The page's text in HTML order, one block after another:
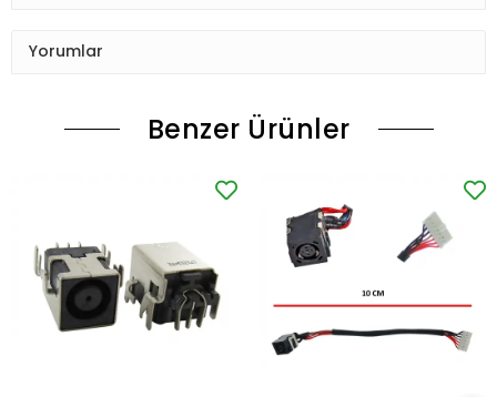
Yorumlar
Benzer Ürünler